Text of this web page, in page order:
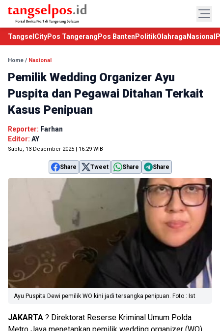
TangselCityPos Tangerang Pos Banten PolitikOlahraga Nasional
Home / Nasional
Pemilik Wedding Organizer Ayu
Puspita dan Pegawai Ditahan Terkait
Kasus Penipuan
Reporter: Farhan
Editor: AY
Sabtu, 13 Desember 2025 | 16:29 WIB
Share Tweet Share Share
Ayu Puspita Dewi pemilik WO kini jadi tersangka penipuan. Foto : Ist
JAKARTA ? Direktorat Reserse Kriminal Umum Polda